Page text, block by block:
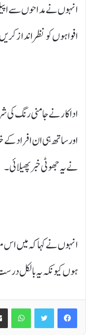
انہوں نے مداحوں سے
افواہوں کو نظر انداز
اداکار نے جامنی رنگ کی
اور ساتھ ہی ان افراد کے
نے یہ جھوٹی خبر پھیلائی۔
انہوں نے کہا کہ میں اس
ہوں کیونکہ یہ بالکل
Facebook
Twitter